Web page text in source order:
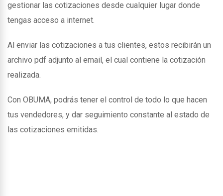
gestionar las cotizaciones desde cualquier lugar donde
tengas acceso a internet.
Al enviar las cotizaciones a tus clientes, estos recibirán un
archivo pdf adjunto al email, el cual contiene la cotización
realizada.
Con OBUMA, podrás tener el control de todo lo que hacen
tus vendedores, y dar seguimiento constante al estado de
las cotizaciones emitidas.